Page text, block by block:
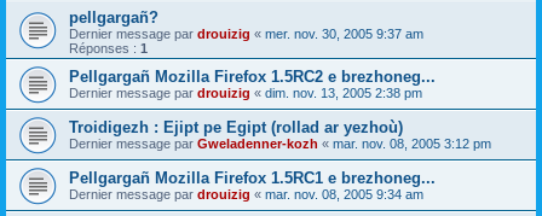
pellgargañ?
Dernier message par drouizig « mer. nov. 30, 2005 9:37 am
Réponses : 1
Pellgargañ Mozilla Firefox 1.5RC2 e brezhoneg...
Dernier message par drouizig « dim. nov. 13, 2005 2:38 pm
Troidigezh : Ejipt pe Egipt (rollad ar yezhoù)
Dernier message par Gweladenner-kozh « mar. nov. 08, 2005 3:12 pm
Pellgargañ Mozilla Firefox 1.5RC1 e brezhoneg...
Dernier message par drouizig « mar. nov. 08, 2005 9:34 am